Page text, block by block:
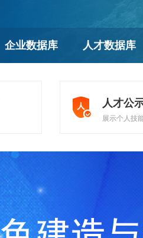
企业数据库 人才数据库
人才公
展示个人技